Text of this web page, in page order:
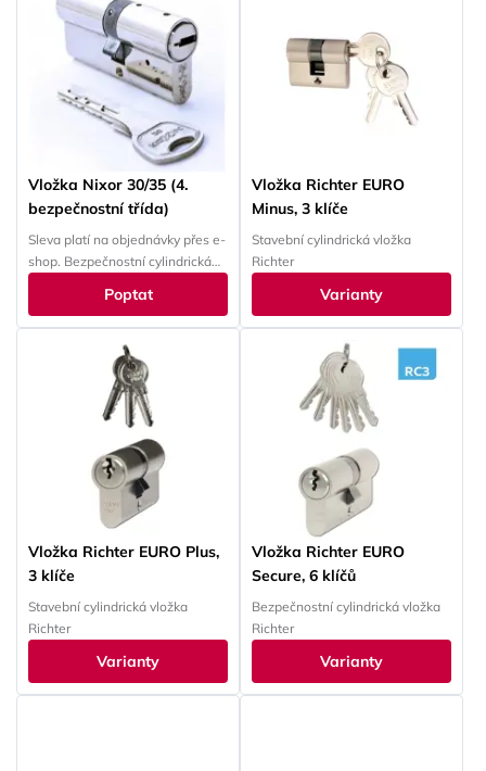
Vložka Nixor 30/35 (4.
bezpečnostní třída)
Sleva platí na objednávky přes e-
shop. Bezpečnostní cylindrická
Poptat
Vložka Richter EURO
Minus, 3 klíče
Stavební cylindrická vložka
Richter
Varianty
Vložka Richter EURO Plus,
3 klíče
Stavební cylindrická vložka
Richter
Varianty
Vložka Richter EURO
Secure, 6 klíčů
Bezpečnostní cylindrická vložka
Richter
Varianty